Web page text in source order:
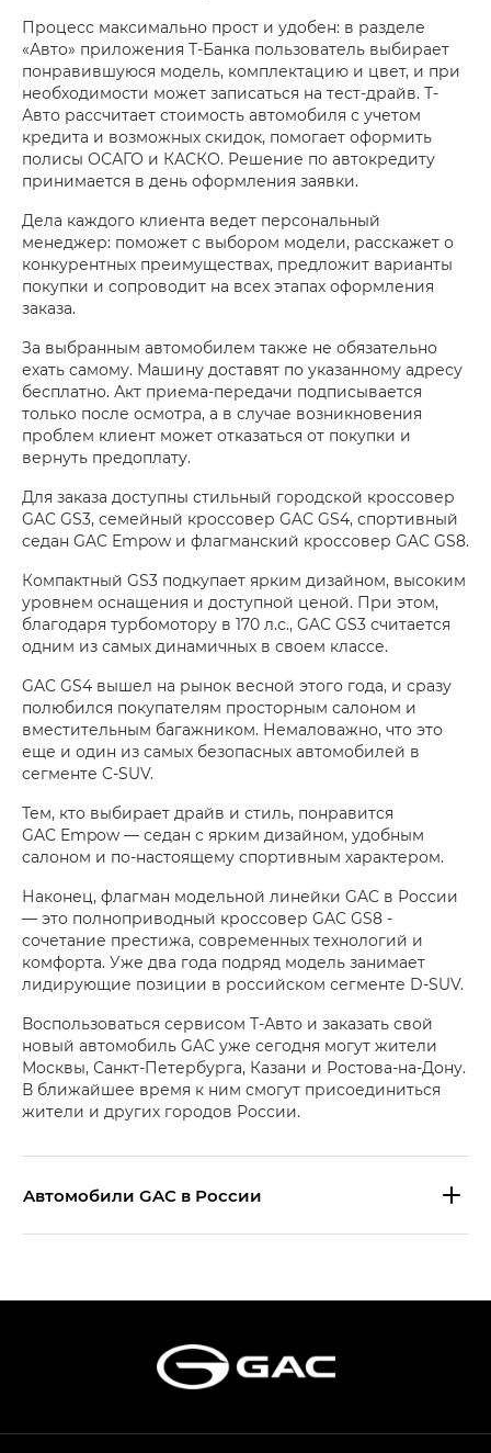
Процесс максимально прост и удобен: в разделе
«Авто» приложения Т-Банка пользователь выбирает
понравившуюся модель, комплектацию и цвет, и при
необходимости может записаться на тест-драйв. Т-
Авто рассчитает стоимость автомобиля с учетом
кредита и возможных скидок, помогает оформить
полисы ОСАГО и КАСКО. Решение по автокредиту
принимается в день оформления заявки.
Дела каждого клиента ведет персональный
менеджер: поможет с выбором модели, расскажет о
конкурентных преимуществах, предложит варианты
покупки и сопроводит на всех этапах оформления
заказа.
За выбранным автомобилем также не обязательно
ехать самому. Машину доставят по указанному адресу
бесплатно. Акт приема-передачи подписывается
только после осмотра, а в случае возникновения
проблем клиент может отказаться от покупки и
вернуть предоплату.
Для заказа доступны стильный городской кроссовер
GAC GS3, семейный кроссовер GAC GS4, спортивный
седан GAC Empow и флагманский кроссовер GAC GS8.
Компактный GS3 подкупает ярким дизайном, высоким
уровнем оснащения и доступной ценой. При этом,
благодаря турбомотору в 170 л.с., GAC GS3 считается
одним из самых динамичных в своем классе.
GAC GS4 вышел на рынок весной этого года, и сразу
полюбился покупателям просторным салоном и
вместительным багажником. Немаловажно, что это
еще и один из самых безопасных автомобилей в
сегменте C-SUV.
Тем, кто выбирает драйв и стиль, понравится
GAC Empow — седан с ярким дизайном, удобным
салоном и по-настоящему спортивным характером.
Наконец, флагман модельной линейки GAC в России
— это полноприводный кроссовер GAC GS8 -
сочетание престижа, современных технологий и
комфорта. Уже два года подряд модель занимает
лидирующие позиции в российском сегменте D-SUV.
Воспользоваться сервисом Т-Авто и заказать свой
новый автомобиль GAC уже сегодня могут жители
Москвы, Санкт-Петербурга, Казани и Ростова-на-Дону.
В ближайшее время к ним смогут присоединиться
жители и других городов России.
Aвтомобили GAC в России
Эс Икс ПРЕМИУМ — SX PREMIUM
S7 — Эс 7 (S7) в комплектациях
Эс Икс ПРЕМИУМ — SX PREMIUM, Эс Тэ — ST
в комплектации Экс ПРЕМИУМ — EX PREMIUM